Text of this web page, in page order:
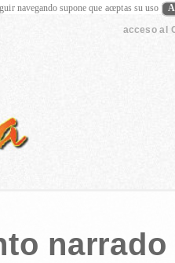
acceso al
narrado
navegando supone que aceptas su uso